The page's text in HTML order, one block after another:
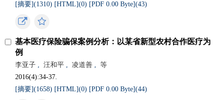
[摘要](1310) [HTML](0) [PDF 0.00 Byte](43)
基本医疗保险骗保案例分析：以某省新型农村合作医疗为
例
李亚子 , 汪和平 , 凌道善 ,
等
2016(4):34-37.
[摘要](1658) [HTML](0) [PDF 0.00 Byte](44)